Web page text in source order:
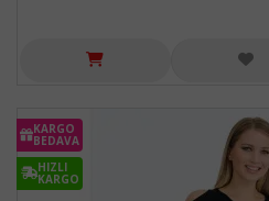
KARGO
BEDAVA
HIZLI
KARGO